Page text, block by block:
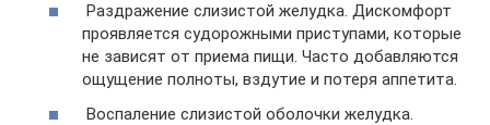
Раздражение слизистой желудка. Дискомфорт
проявляется судорожными приступами, которые
не зависят от приема пищи. Часто добавляются
ощущение полноты, вздутие и потеря аппетита.
Воспаление слизистой оболочки желудка.